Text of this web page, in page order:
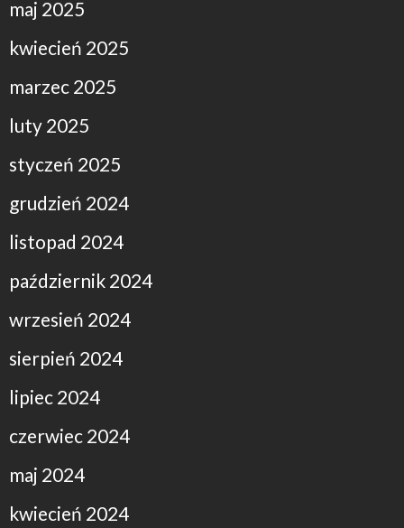
maj 2025
kwiecień 2025
marzec 2025
luty 2025
styczeń 2025
grudzień 2024
listopad 2024
październik 2024
wrzesień 2024
sierpień 2024
lipiec 2024
czerwiec 2024
maj 2024
kwiecień 2024